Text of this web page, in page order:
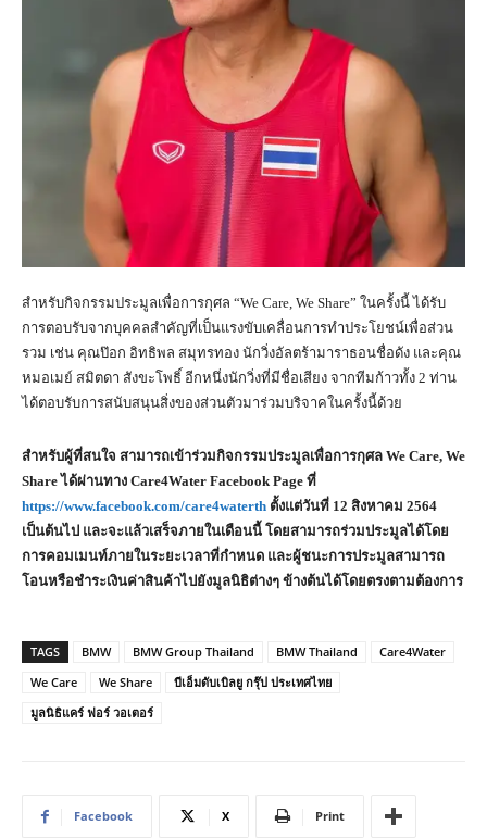
สำหรับกิจกรรมประมูลเพื่อการกุศล “We Care, We Share” ในครั้งนี้ ได้รับ
การตอบรับจากบุคคลสำคัญที่เป็นแรงขับเคลื่อนการทำประโยชน์เพื่อส่วน
รวม เช่น คุณป๊อก อิทธิพล สมุทรทอง นักวิ่งอัลตร้ามาราธอนชื่อดัง และคุณ
หมอเมย์ สมิตดา สังขะโพธิ์ อีกหนึ่งนักวิ่งที่มีชื่อเสียง จากทีมก้าวทั้ง 2 ท่าน
ได้ตอบรับการสนับสนุนสิ่งของส่วนตัวมาร่วมบริจาคในครั้งนี้ด้วย
สำหรับผู้ที่สนใจ สามารถเข้าร่วมกิจกรรมประมูลเพื่อการกุศล We Care, We
Share ได้ผ่านทาง Care4Water Facebook Page ที่
https://www.facebook.com/care4waterth ตั้งแต่วันที่ 12 สิงหาคม 2564
เป็นต้นไป และจะแล้วเสร็จภายในเดือนนี้ โดยสามารถร่วมประมูลได้โดย
การคอมเมนท์ภายในระยะเวลาที่กำหนด และผู้ชนะการประมูลสามารถ
โอนหรือชำระเงินค่าสินค้าไปยังมูลนิธิต่างๆ ข้างต้นได้โดยตรงตามต้องการ
TAGS BMW BMW Group Thailand BMW Thailand
Care4Water
We Care
We Share
บีเอ็มดับเบิลยู กรุ๊ป ประเทศไทย
มูลนิธิแคร์ ฟอร์ วอเตอร์
Facebook X Print